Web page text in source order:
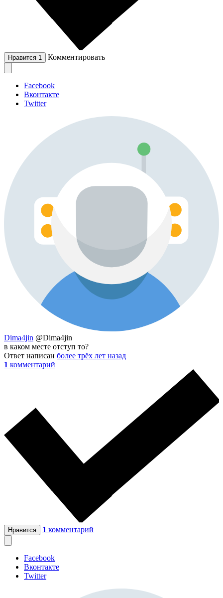
Нравится 1 Комментировать
Facebook
Вконтакте
Twitter
Dima4jin @Dima4jin
в каком месте отступ то?
Ответ написан более трёх лет назад
1 комментарий
Нравится 1 комментарий
Facebook
Вконтакте
Twitter